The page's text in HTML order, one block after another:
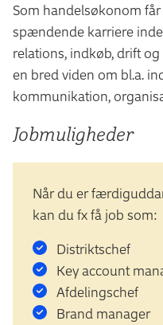
Som handelsøkonom
spændende karriere
relations, indkøb, drift
en bred viden om bl.a.
kommunikation,
Jobmuligheder
Når du er
kan du fx få job som:
Distriktschef
Key account
Afdelingschef
Brand manager